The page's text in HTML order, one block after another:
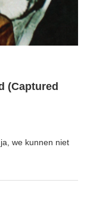
(Captured
we kunnen niet